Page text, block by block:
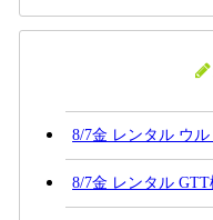
8/7金 レンタル ウ
8/7金 レンタル